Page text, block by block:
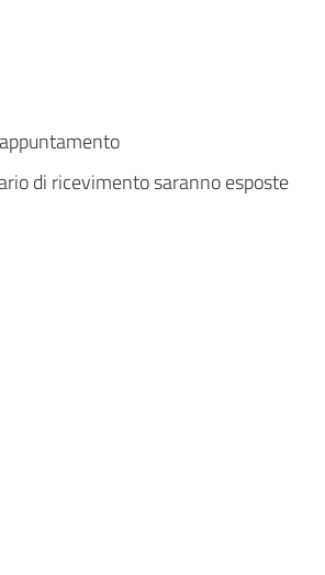
di ricevimento saranno esposte